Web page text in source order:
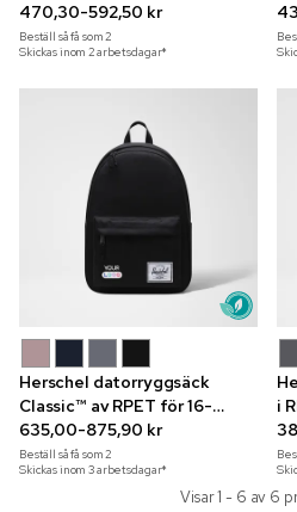
material för 16-tumsdator
470,30-592,50 kr
Beställ så få som2
Skickas inom 2 arbetsdagar*
Herschel datorryggsäck
Classic™ av RPET för 16-
tumslaptop
635,00-875,90 kr
Beställ så få som2
Skickas inom 3 arbetsdagar*
i
Visar 1 - 6 av 6